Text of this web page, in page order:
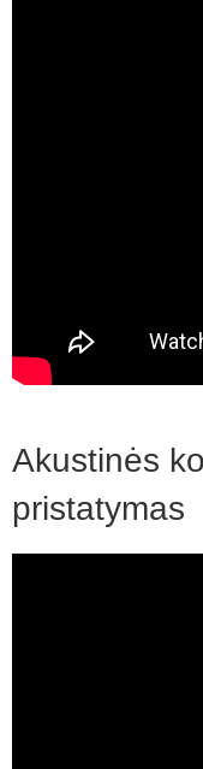
Akustinės
pristatymas